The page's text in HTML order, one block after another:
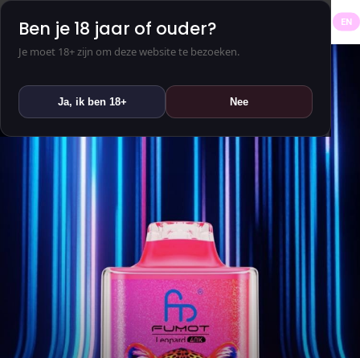
Ben je 18 jaar of ouder?
Je moet 18+ zijn om deze website te bezoeken.
Ja, ik ben 18+ Nee
EN